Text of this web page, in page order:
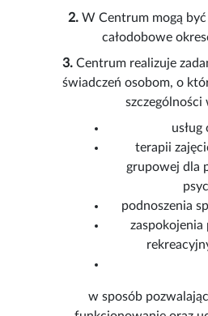
2. W Centrum mogą
całodobowe
3.Centrum realizuje
świadczeń osobom, o
szczególności
terapii
grupowej dla
podnoszenia
w sposób